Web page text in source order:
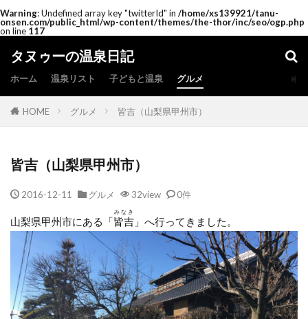
Warning : Undefined array key "twitterId" in /home/xs139921/tanu-
onsen.com/public_html/wp-content/themes/the-thor/inc/seo/ogp.php
on line 117
タヌゥーの温泉日記
ホーム 温泉リスト 子どもと温泉 グルメ
HOME グルメ 皆吉（山梨県甲州市）
皆吉（山梨県甲州市）
2016-12-11 グルメ 32view 0件
山梨県甲州市にある「皆吉
みなき
」へ行ってきました。